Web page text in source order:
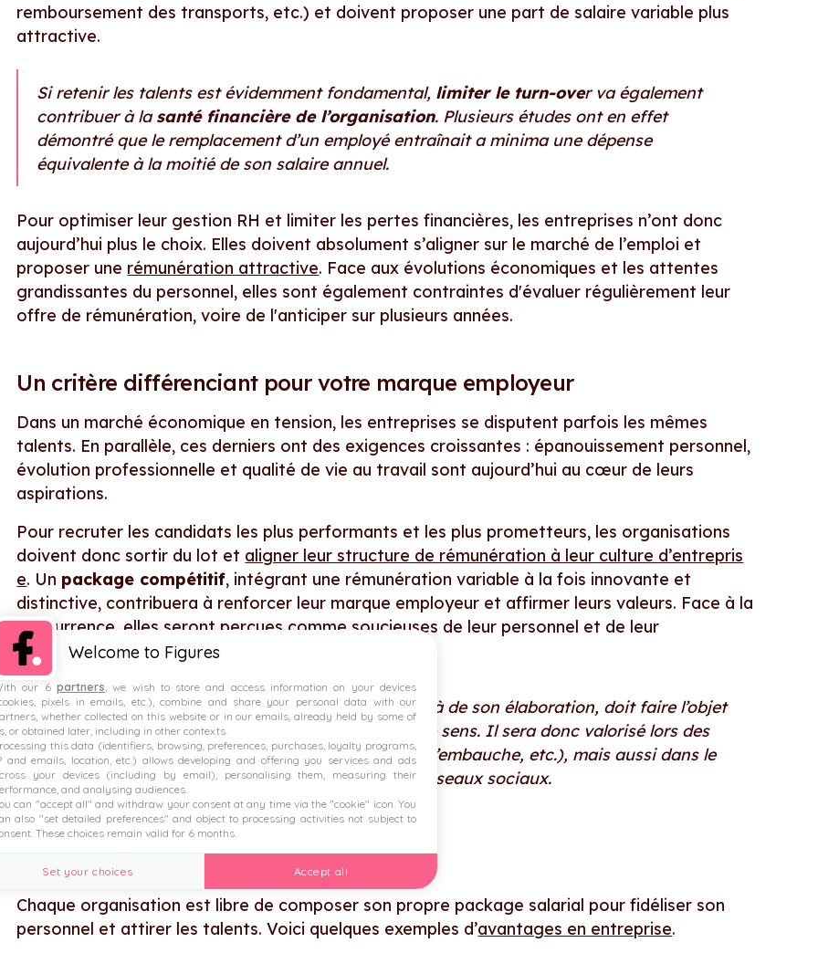
remboursement des transports, etc.) et doivent proposer une part de salaire variable plus
attractive.
Si retenir les talents est évidemment fondamental, limiter le turn-over va également
contribuer à lasanté financière de l’organisation. Plusieurs études ont en effet
démontré que le remplacement d’un employé entraînait a minima une dépense
équivalente à la moitié de son salaire annuel.
Pour optimiser leur gestion RH et limiter les pertes financières, les entreprises n’ont donc
aujourd’hui plus le choix. Elles doivent absolument s’aligner sur le marché de l’emploi et
proposer une rémunération attractive. Face aux évolutions économiques et les attentes
grandissantes du personnel, elles sont également contraintes d'évaluer régulièrement leur
offre de rémunération, voire de l'anticiper sur plusieurs années.
Un critère différenciant pour votre marque employeur
Dans un marché économique en tension, les entreprises se disputent parfois les mêmes
talents. En parallèle, ces derniers ont des exigences croissantes : épanouissement personnel,
évolution professionnelle et qualité de vie au travail sont aujourd’hui au cœur de leurs
aspirations.
Pour recruter les candidats les plus performants et les plus prometteurs, les organisations
doivent donc sortir du lot et aligner leur structure de rémunération à leur culture d’entrepris
e. Un package compétitif, intégrant une rémunération variable à la fois innovante et
distinctive, contribuera à renforcer leur marque employeur et affirmer leurs valeurs. Face à la
concurrence, elles seront perçues comme soucieuses de leur personnel et de leur
environnement de travail.
Pour toutes ces raisons, ce package global, au-delà de son élaboration, doit faire l’objet
d’une communication, transparente et porteuse de sens. Il sera donc valorisé lors des
phases de recrutement (fiche de poste, entretien d’embauche, etc.), mais aussi dans le
cadre de campagnes ciblées, notamment sur les réseaux sociaux.
Définir votre package salarial
Chaque organisation est libre de composer son propre package salarial pour fidéliser son
personnel et attirer les talents. Voici quelques exemples d’avantages en entreprise.
Welcome to Figures
our 6 partners, we wish to store and access information on your devices
pixels in emails, etc.), combine and share your personal data with our
whether collected on this website or in our emails, already held by some of
or obtained later, including in other contexts.
this data (identifiers, browsing, preferences, purchases, loyalty programs,
and emails, location, etc.) allows developing and offering you services and ads
your devices (including by email), personalising them, measuring their
and analysing audiences.
can "accept all" and withdraw your consent at any time via the "cookie" icon. You
also "set detailed preferences" and object to processing activities not subject to
These choices remain valid for 6 months.
Set your choices Accept all